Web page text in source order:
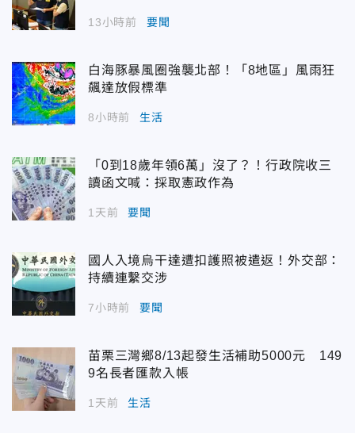
13小時前 要聞
白海豚暴風圈強襲北部！「8地區」風雨狂
飆達放假標準
8小時前 生活
「0到18歲年領6萬」沒了？！行政院收三
讀函文喊：採取憲政作為
1天前 要聞
國人入境烏干達遭扣護照被遣返！外交部：
持續連繫交涉
7小時前 要聞
苗栗三灣鄉8/13起發生活補助5000元 149
9名長者匯款入帳
1天前 生活